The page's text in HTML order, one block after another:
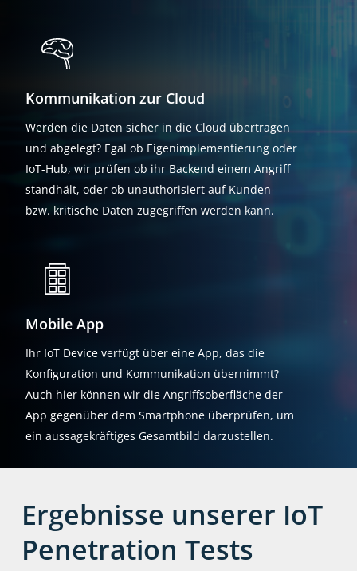
Kommunikation zur Cloud
Werden die Daten sicher in die Cloud übertragen
und abgelegt? Egal ob Eigenimplementierung oder
IoT-Hub, wir prüfen ob ihr Backend einem Angriff
standhält, oder ob unauthorisiert auf Kunden-
bzw. kritische Daten zugegriffen werden kann.
Mobile App
Ihr IoT Device verfügt über eine App, das die
Konfiguration und Kommunikation übernimmt?
Auch hier können wir die Angriffsoberfläche der
App gegenüber dem Smartphone überprüfen, um
ein aussagekräftiges Gesamtbild darzustellen.
Ergebnisse unserer IoT
Penetration Tests